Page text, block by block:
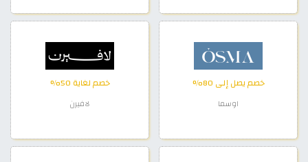
خصم يصل إلى 80%
اوسما
خصم لغاية 50%
لافيرن